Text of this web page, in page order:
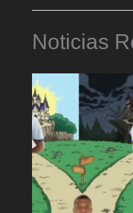
Noticias